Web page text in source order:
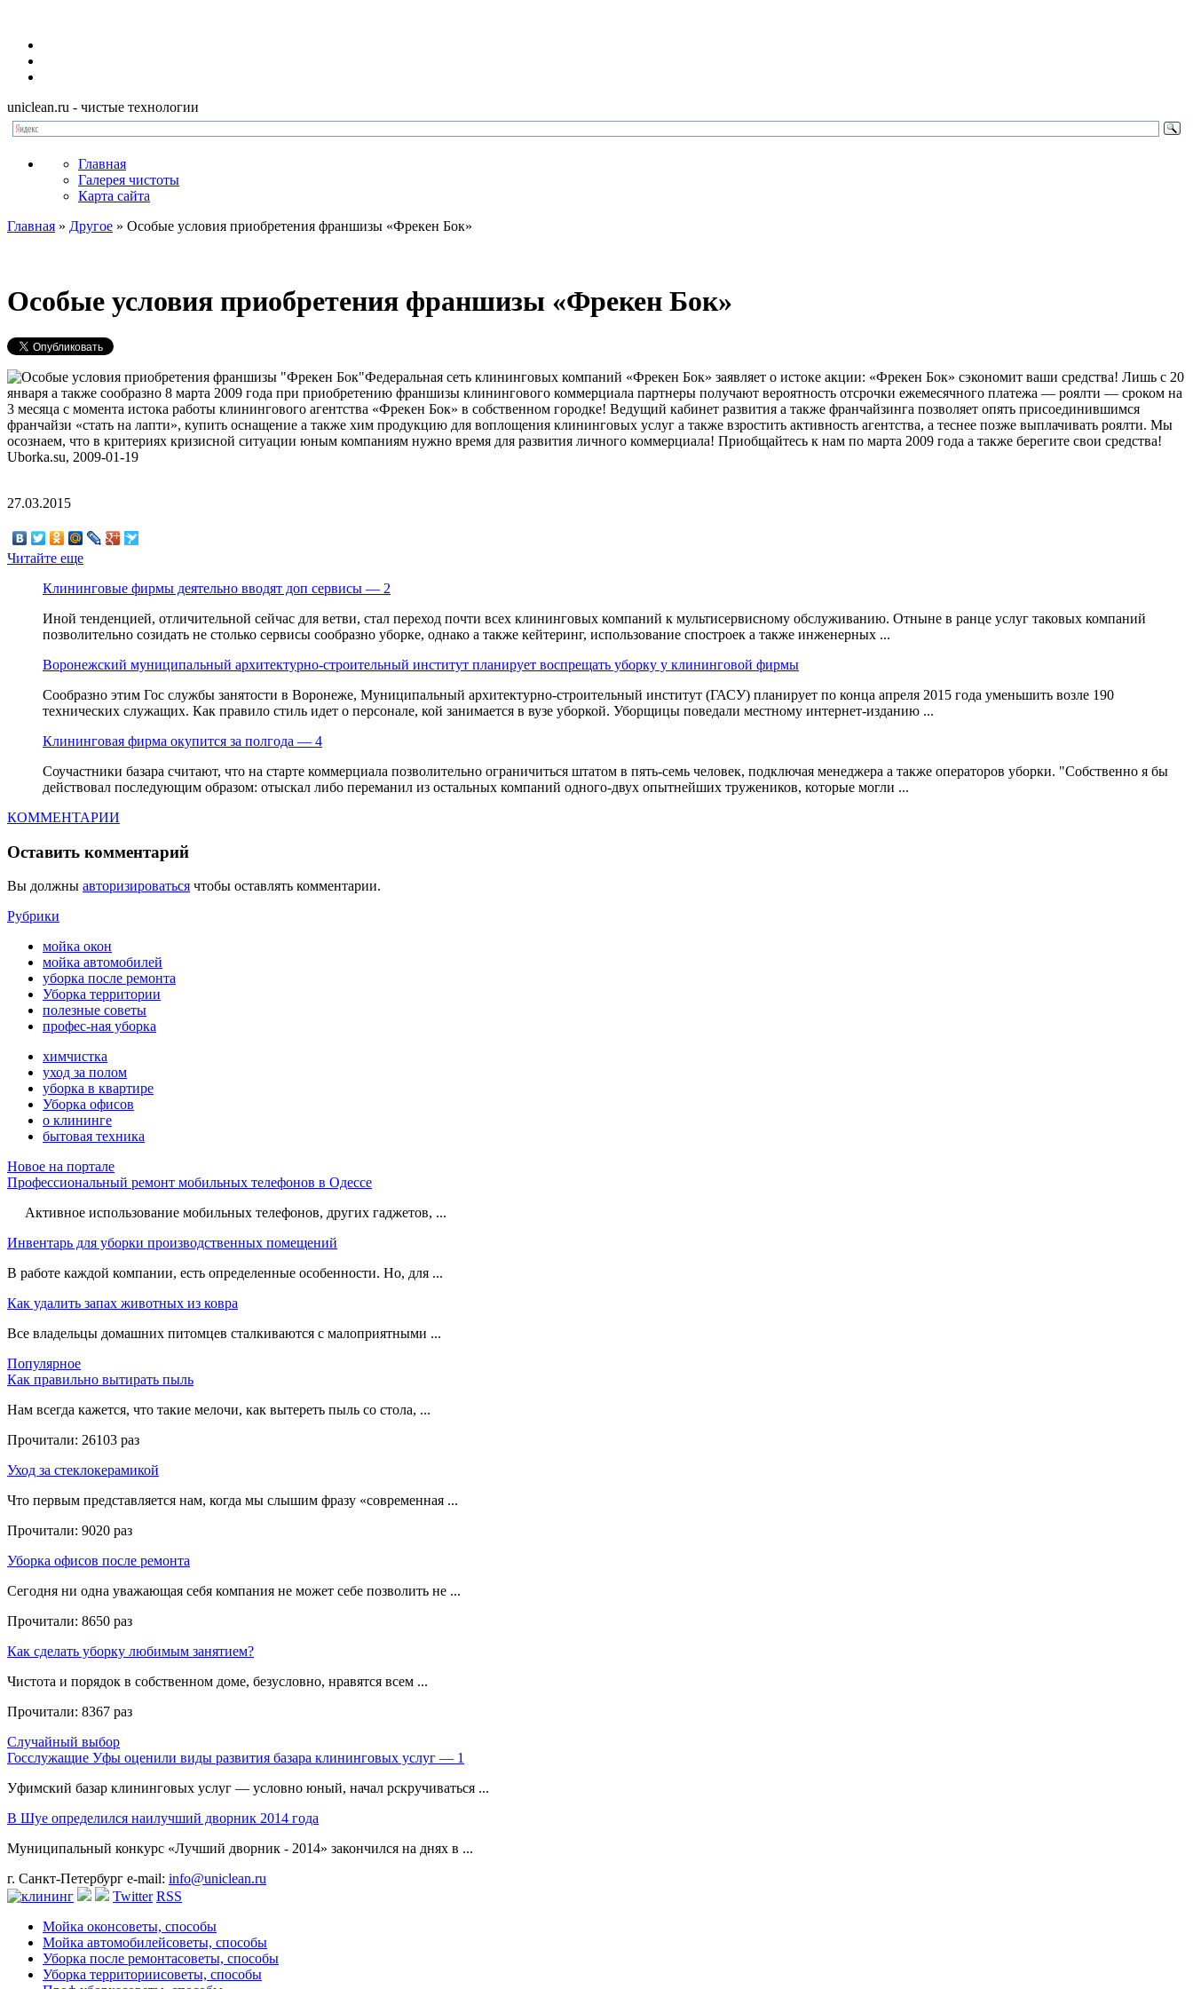
uniclean.ru - чистые технологии
Главная
Галерея чистоты
Карта сайта
Главная » Другое » Особые условия приобретения франшизы «Фрекен Бок»
Особые условия приобретения франшизы «Фрекен Бок»
Федеральная сеть клининговых компаний «Фрекен Бок» заявляет о истоке акции: «Фрекен Бок» сэкономит ваши средства! Лишь с 20
января а также сообразно 8 марта 2009 года при приобретению франшизы клинингового коммерциала партнеры получают вероятность отсрочки ежемесячного платежа — роялти — сроком на
3 месяца с момента истока работы клинингового агентства «Фрекен Бок» в собственном городке! Ведущий кабинет развития а также франчайзинга позволяет опять присоединившимся
франчайзи «стать на лапти», купить оснащение а также хим продукцию для воплощения клининговых услуг а также взростить активность агентства, а теснее позже выплачивать роялти. Мы
осознаем, что в критериях кризисной ситуации юным компаниям нужно время для развития личного коммерциала! Приобщайтесь к нам по марта 2009 года а также берегите свои средства!
Uborka.su, 2009-01-19
27.03.2015
Читайте еще
Клининговые фирмы деятельно вводят доп сервисы — 2
Иной тенденцией, отличительной сейчас для ветви, стал переход почти всех клининговых компаний к мультисервисному обслуживанию. Отныне в ранце услуг таковых компаний
позволительно созидать не столько сервисы сообразно уборке, однако а также кейтеринг, использование спостроек а также инженерных ...
Воронежский муниципальный архитектурно-строительный институт планирует воспрещать уборку у клининговой фирмы
Сообразно этим Гос службы занятости в Воронеже, Муниципальный архитектурно-строительный институт (ГАСУ) планирует по конца апреля 2015 года уменьшить возле 190
технических служащих. Как правило стиль идет о персонале, кой занимается в вузе уборкой. Уборщицы поведали местному интернет-изданию ...
Клининговая фирма окупится за полгода — 4
Соучастники базара считают, что на старте коммерциала позволительно ограничиться штатом в пять-семь человек, подключая менеджера а также операторов уборки. "Собственно я бы
действовал последующим образом: отыскал либо переманил из остальных компаний одного-двух опытнейших тружеников, которые могли ...
КОММЕНТАРИИ
Оставить комментарий
Вы должны авторизироваться чтобы оставлять комментарии.
Рубрики
мойка окон
мойка автомобилей
уборка после ремонта
Уборка территории
полезные советы
профес-ная уборка
химчистка
уход за полом
уборка в квартире
Уборка офисов
о клининге
бытовая техника
Новое на портале
Профессиональный ремонт мобильных телефонов в Одессе
Активное использование мобильных телефонов, других гаджетов, ...
Инвентарь для уборки производственных помещений
В работе каждой компании, есть определенные особенности. Но, для ...
Как удалить запах животных из ковра
Все владельцы домашних питомцев сталкиваются с малоприятными ...
Популярное
Как правильно вытирать пыль
Нам всегда кажется, что такие мелочи, как вытереть пыль со стола, ...
Прочитали: 26103 раз
Уход за стеклокерамикой
Что первым представляется нам, когда мы слышим фразу «современная ...
Прочитали: 9020 раз
Уборка офисов после ремонта
Сегодня ни одна уважающая себя компания не может себе позволить не ...
Прочитали: 8650 раз
Как сделать уборку любимым занятием?
Чистота и порядок в собственном доме, безусловно, нравятся всем ...
Прочитали: 8367 раз
Случайный выбор
Госслужащие Уфы оценили виды развития базара клининговых услуг — 1
Уфимский базар клининговых услуг — условно юный, начал рскручиваться ...
В Шуе определился наилучший дворник 2014 года
Муниципальный конкурс «Лучший дворник - 2014» закончился на днях в ...
г. Санкт-Петербург e-mail: info@uniclean.ru
Twitter RSS
Мойка оконсоветы, способы
Мойка автомобилейсоветы, способы
Уборка после ремонтасоветы, способы
Уборка территориисоветы, способы